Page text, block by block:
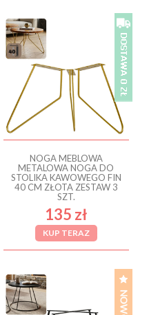
NOGA MEBLOWA
METALOWA NOGA DO
STOLIKA KAWOWEGO FIN
40 CM ZŁOTA ZESTAW 3
SZT.
135 zł
KUP TERAZ